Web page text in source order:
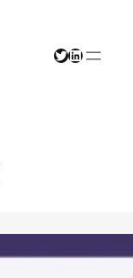
Twitter
LinkedIn